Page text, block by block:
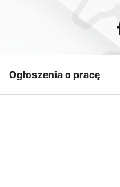
Ogłoszenia o pracę